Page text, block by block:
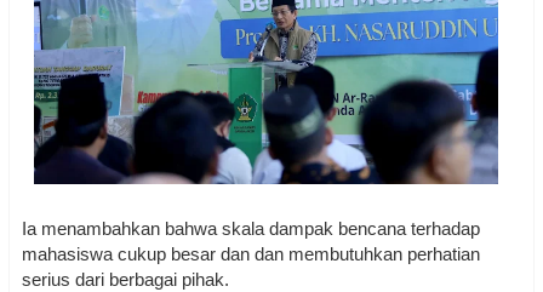
Ia menambahkan bahwa skala dampak bencana terhadap
mahasiswa cukup besar dan dan membutuhkan perhatian
serius dari berbagai pihak.